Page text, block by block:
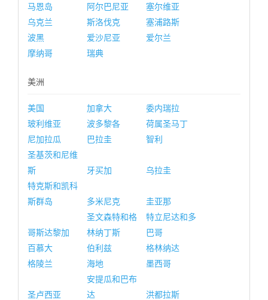
马恩岛
阿尔巴尼亚
塞尔维亚
乌克兰
斯洛伐克
塞浦路斯
波黑
爱沙尼亚
爱尔兰
摩纳哥
瑞典
美洲
美国 加拿大
委内瑞拉
玻利维亚
波多黎各
荷属圣马丁
尼加拉瓜
巴拉圭
智利
圣基茨和尼维
斯
牙买加
乌拉圭
特克斯和凯科
斯群岛
多米尼克 圭亚那
哥斯达黎加
圣文森特和格
林纳丁斯
特立尼达和多
巴哥
百慕大
伯利兹
格林纳达
格陵兰
海地 墨西哥
圣卢西亚
安提瓜和巴布
达
洪都拉斯